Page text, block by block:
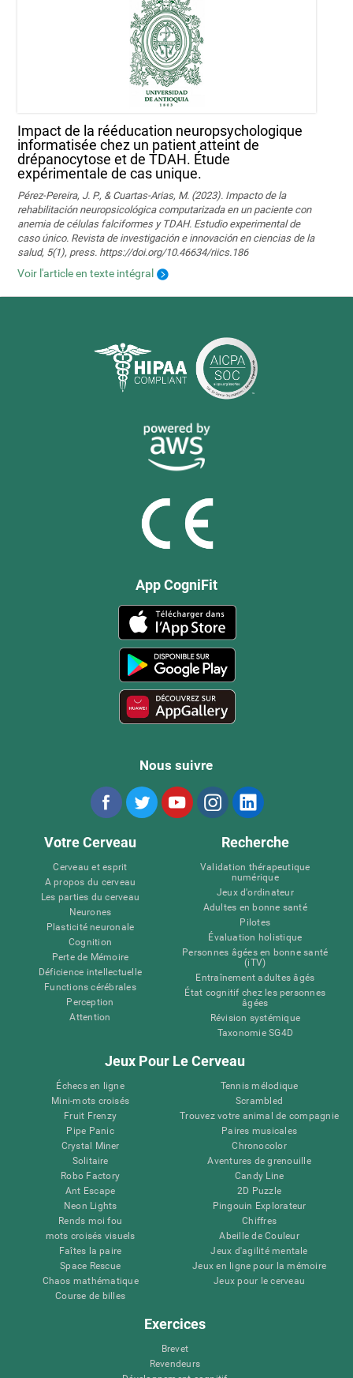
Impact de la rééducation neuropsychologique
informatisée chez un patient atteint de
drépanocytose et de TDAH. Étude
expérimentale de cas unique.
Pérez-Pereira, J. P., & Cuartas-Arias, M. (2023). Impacto de la
rehabilitación neuropsicológica computarizada en un paciente con
anemia de células falciformes y TDAH. Estudio experimental de
caso único. Revista de investigación e innovación en ciencias de la
salud, 5(1), press. https://doi.org/10.46634/riics.186
Voir l'article en texte intégral
App CogniFit
Nous suivre
Votre Cerveau
Cerveau et esprit
A propos du cerveau
Les parties du cerveau
Neurones
Plasticité neuronale
Cognition
Perte de Mémoire
Déficience intellectuelle
Functions cérébrales
Perception
Attention
Recherche
Validation thérapeutique
numérique
Jeux d'ordinateur
Adultes en bonne santé
Pilotes
Évaluation holistique
Personnes âgées en bonne santé
(iTV)
Entraînement adultes âgés
État cognitif chez les personnes
âgées
Révision systémique
Taxonomie SG4D
Jeux Pour Le Cerveau
Échecs en ligne
Mini-mots croisés
Fruit Frenzy
Pipe Panic
Crystal Miner
Solitaire
Robo Factory
Ant Escape
Neon Lights
Rends moi fou
mots croisés visuels
Faîtes la paire
Space Rescue
Chaos mathématique
Course de billes
Tennis mélodique
Scrambled
Trouvez votre animal de compagnie
Paires musicales
Chronocolor
Aventures de grenouille
Candy Line
2D Puzzle
Pingouin Explorateur
Chiffres
Abeille de Couleur
Jeux d'agilité mentale
Jeux en ligne pour la mémoire
Jeux pour le cerveau
Exercices
Brevet
Revendeurs